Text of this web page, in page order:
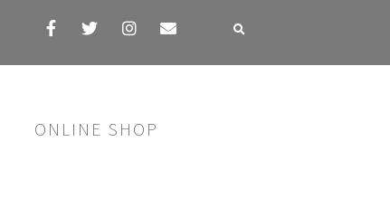
ONLINE SHOP